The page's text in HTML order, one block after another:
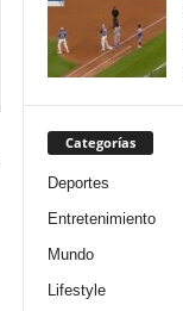
Categorías
Deportes
Entretenimiento
Mundo
Lifestyle